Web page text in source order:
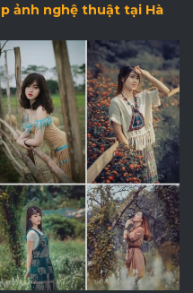
ảnh nghệ thuật tại Hà